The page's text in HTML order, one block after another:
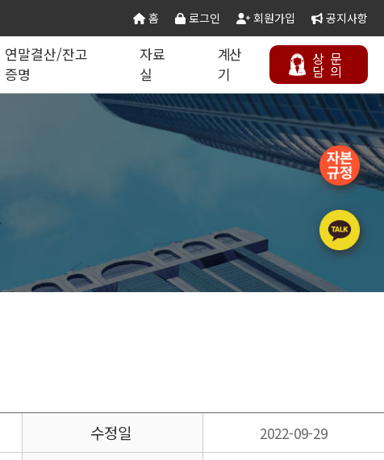
홈 로그인 회원가입 공지사항
연말결산/잔고
증명
자료
실
계산
기
상
담
문
의
승강기유지관리업
등록절차
상담하기
건설컬럼
건설공무서식
수정일 2022-09-29